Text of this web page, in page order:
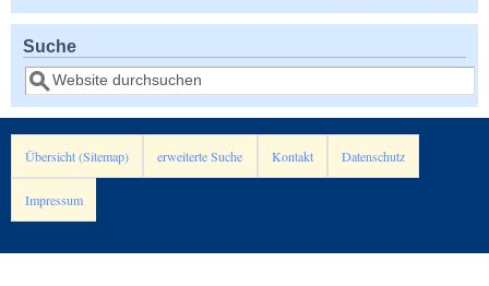
Suche
Suche
Übersicht (Sitemap) erweiterte Suche Kontakt Datenschutz
Impressum